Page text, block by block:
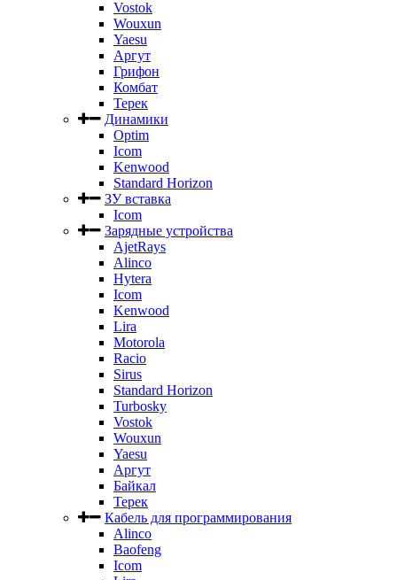
Vostok
Wouxun
Yaesu
Аргут
Грифон
Комбат
Терек
Динамики
Optim
Icom
Kenwood
Standard Horizon
ЗУ вставка
Icom
Зарядные устройства
AjetRays
Alinco
Hytera
Icom
Kenwood
Lira
Motorola
Racio
Sirus
Standard Horizon
Turbosky
Vostok
Wouxun
Yaesu
Аргут
Байкал
Терек
Кабель для программирования
Alinco
Baofeng
Icom